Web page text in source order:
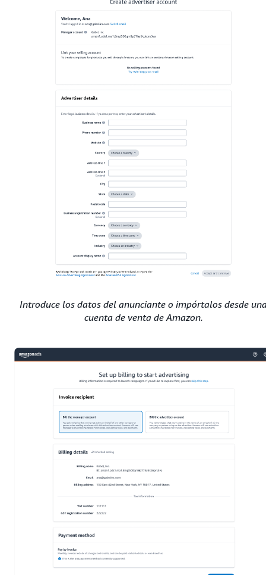
Introduce los datos del anunciante o impórtalos desde
cuenta de venta de Amazon.